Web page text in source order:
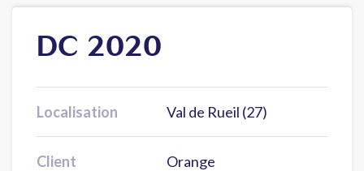
DC 2020
Localisation Val de Rueil (27)
Client Orange